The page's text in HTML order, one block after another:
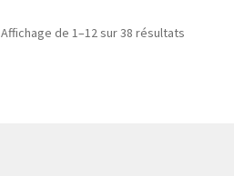
Affichage de 1–12 sur 38 résultats